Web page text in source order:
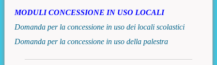
MODULI CONCESSIONE IN USO LOCALI
Domanda per la concessione in uso dei locali scolastici
Domanda per la concessione in uso della palestra